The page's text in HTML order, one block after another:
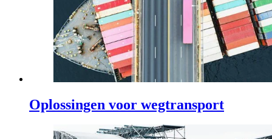
Oplossingen voor wegtransport